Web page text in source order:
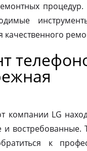
качественного
компании LG
и востребованные.
к